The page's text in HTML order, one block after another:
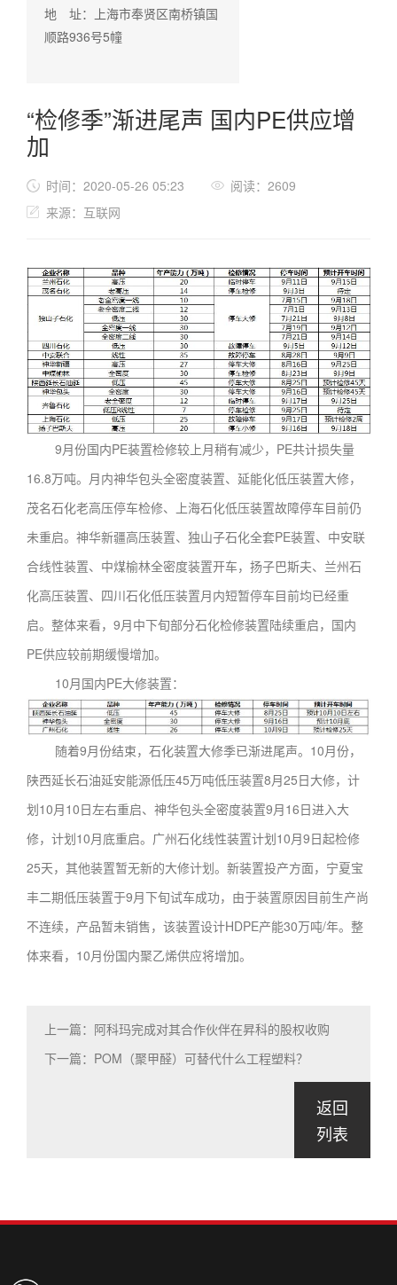
地 址：上海市奉贤区南桥镇国
顺路936号5幢
“检修季”渐进尾声 国内PE供应增
加
时间：2020-05-26 05:23
阅读：2609
来源：互联网
9月份国内PE装置检修较上月稍有减少，PE共计损失量
16.8万吨。月内神华包头全密度装置、延能化低压装置大修，
茂名石化老高压停车检修、上海石化低压装置故障停车目前仍
未重启。神华新疆高压装置、独山子石化全套PE装置、中安联
合线性装置、中煤榆林全密度装置开车，扬子巴斯夫、兰州石
化高压装置、四川石化低压装置月内短暂停车目前均已经重
启。整体来看，9月中下旬部分石化检修装置陆续重启，国内
PE供应较前期缓慢增加。
10月国内PE大修装置：
随着9月份结束，石化装置大修季已渐进尾声。10月份，
陕西延长石油延安能源低压45万吨低压装置8月25日大修，计
划10月10日左右重启、神华包头全密度装置9月16日进入大
修，计划10月底重启。广州石化线性装置计划10月9日起检修
25天，其他装置暂无新的大修计划。新装置投产方面，宁夏宝
丰二期低压装置于9月下旬试车成功，由于装置原因目前生产尚
不连续，产品暂未销售，该装置设计HDPE产能30万吨/年。整
体来看，10月份国内聚乙烯供应将增加。
上一篇：阿科玛完成对其合作伙伴在昇科的股权收购
下一篇：POM（聚甲醛）可替代什么工程塑料？
返回
列表